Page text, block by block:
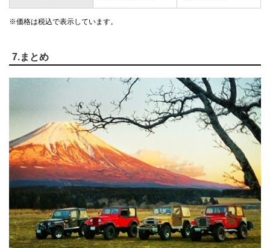
※価格は税込で表示しています。
7.まとめ